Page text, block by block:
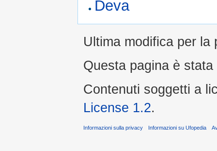
Deva
Ultima modifica per la
Questa pagina è
Contenuti soggetti a
License 1.2.
Informazioni sulla privacy Informazioni su Ufopedia